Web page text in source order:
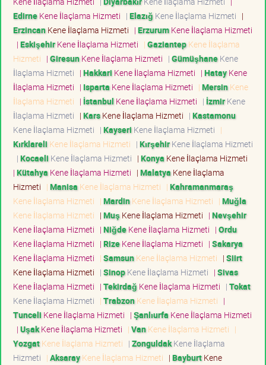
EdirneKene İlaçlama Hizmeti | Elazığ Kene İlaçlama Hizmeti |
ErzincanKene İlaçlama Hizmeti | ErzurumKene İlaçlama Hizmeti
| EskişehirKene İlaçlama Hizmeti | GaziantepKene İlaçlama
Hizmeti | GiresunKene İlaçlama Hizmeti | GümüşhaneKene
İlaçlama Hizmeti | Hakkari Kene İlaçlama Hizmeti | HatayKene
İlaçlama Hizmeti | Isparta Kene İlaçlama Hizmeti | MersinKene
İlaçlama Hizmeti | İstanbul Kene İlaçlama Hizmeti | İzmirKene
İlaçlama Hizmeti | KarsKene İlaçlama Hizmeti | Kastamonu
Kene İlaçlama Hizmeti | Kayseri Kene İlaçlama Hizmeti |
Kırklareli Kene İlaçlama Hizmeti | KırşehirKene İlaçlama Hizmeti
| Kocaeli Kene İlaçlama Hizmeti | Konya Kene İlaçlama Hizmeti
| Kütahya Kene İlaçlama Hizmeti | Malatya Kene İlaçlama
Hizmeti | Manisa Kene İlaçlama Hizmeti | Kahramanmaraş
Kene İlaçlama Hizmeti | MardinKene İlaçlama Hizmeti | Muğla
Kene İlaçlama Hizmeti | Muş Kene İlaçlama Hizmeti | Nevşehir
Kene İlaçlama Hizmeti | NiğdeKene İlaçlama Hizmeti | Ordu
Kene İlaçlama Hizmeti | RizeKene İlaçlama Hizmeti | Sakarya
Kene İlaçlama Hizmeti | SamsunKene İlaçlama Hizmeti | Siirt
Kene İlaçlama Hizmeti | SinopKene İlaçlama Hizmeti | Sivas
Kene İlaçlama Hizmeti | Tekirdağ Kene İlaçlama Hizmeti | Tokat
Kene İlaçlama Hizmeti | TrabzonKene İlaçlama Hizmeti |
Tunceli Kene İlaçlama Hizmeti | Şanlıurfa Kene İlaçlama Hizmeti
| UşakKene İlaçlama Hizmeti | VanKene İlaçlama Hizmeti |
YozgatKene İlaçlama Hizmeti | ZonguldakKene İlaçlama
Hizmeti | AksarayKene İlaçlama Hizmeti | BayburtKene